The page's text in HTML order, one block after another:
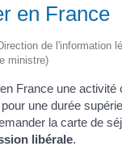
en France
de l'information
ministre)
France une activité
une durée
la carte de
libérale.